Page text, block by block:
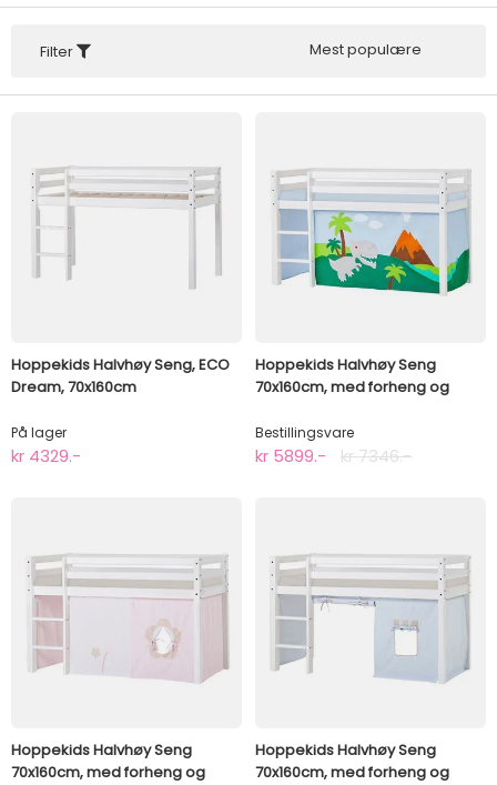
Filter Mest populære
Hoppekids Halvhøy Seng, ECO
Dream, 70x160cm
På lager
kr 4329.-
Hoppekids Halvhøy Seng
70x160cm, med forheng og
Bestillingsvare
kr 5899.- kr 7346.-
Hoppekids Halvhøy Seng
70x160cm, med forheng og
Hoppekids Halvhøy Seng
70x160cm, med forheng og